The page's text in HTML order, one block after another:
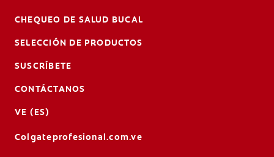
CHEQUEO DE SALUD BUCAL
SELECCIÓN DE PRODUCTOS
SUSCRÍBETE
CONTÁCTANOS
VE (ES)
Colgateprofesional.com.ve